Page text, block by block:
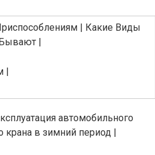
| Какие Виды
Бывают |
|
автомобильного
крана в зимний период |